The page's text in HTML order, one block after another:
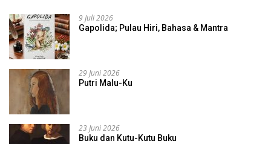
9 Juli 2026
Gapolida; Pulau Hiri, Bahasa & Mantra
29 Juni 2026
Putri Malu-Ku
23 Juni 2026
Buku dan Kutu-Kutu Buku